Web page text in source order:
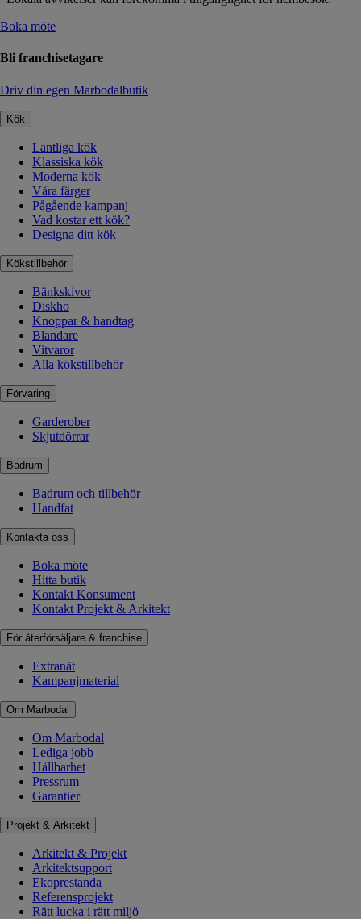
Boka möte
Bli franchisetagare
Driv din egen Marbodalbutik
Kök
Lantliga kök
Klassiska kök
Moderna kök
Våra färger
Pågående kampanj
Vad kostar ett kök?
Designa ditt kök
Kökstillbehör
Bänkskivor
Diskho
Knoppar & handtag
Blandare
Vitvaror
Alla kökstillbehör
Förvaring
Garderober
Skjutdörrar
Badrum
Badrum och tillbehör
Handfat
Kontakta oss
Boka möte
Hitta butik
Kontakt Konsument
Kontakt Projekt & Arkitekt
För återförsäljare & franchise
Extranät
Kampanjmaterial
Om Marbodal
Om Marbodal
Lediga jobb
Hållbarhet
Pressrum
Garantier
Projekt & Arkitekt
Arkitekt & Projekt
Arkitektsupport
Ekoprestanda
Referensprojekt
Rätt lucka i rätt miljö